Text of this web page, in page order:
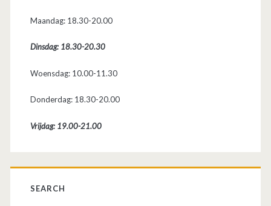
m
i
Maandag: 18.30-20.00
Dinsdag: 18.30-20.30
Woensdag: 10.00-11.30
Donderdag: 18.30-20.00
Vrijdag: 19.00-21.00
SEARCH